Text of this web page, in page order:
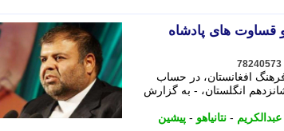
قساوت های پادشاه
78240573
افغانستان، در حساب
انگلستان، - به گزارش
عبدالکریم - نتانیاهو - پیشین